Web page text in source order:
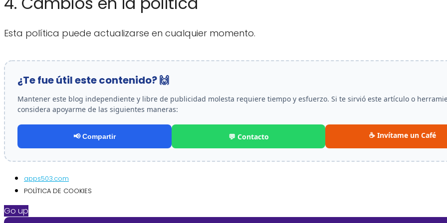
Esta política puede actualizarse en cualquier momento.
¿Te fue útil este contenido? 🙌
Mantener este blog independiente y libre de publicidad molesta requiere tiempo y esfuerzo. Si te sirvió este artículo o
considera apoyarme de las siguientes maneras:
📢 Compartir 💬 Contacto ☕ Invítame un Café
apps503.com
POLÍTICA DE COOKIES
Go up